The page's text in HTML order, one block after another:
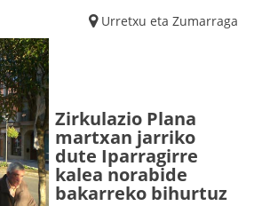
Urretxu eta Zumarraga
Zirkulazio Plana
martxan jarriko
dute Iparragirre
kalea norabide
bakarreko bihurtuz